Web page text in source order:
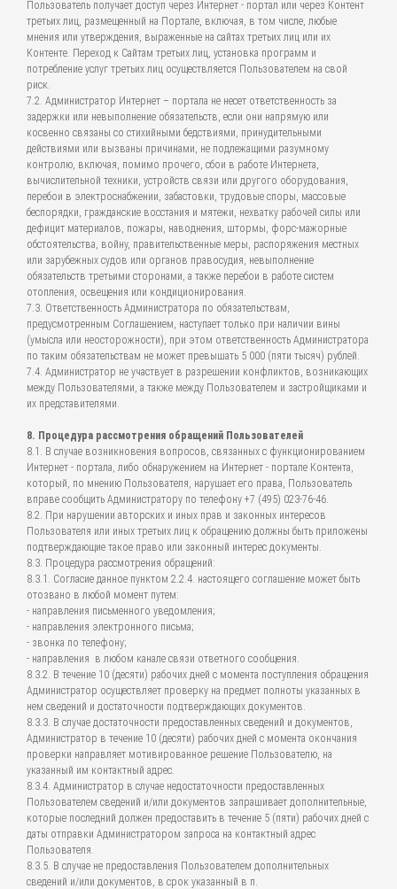
Пользователь получает доступ через Интернет - портал или через Контент
третьих лиц, размещенный на Портале, включая, в том числе, любые
мнения или утверждения, выраженные на сайтах третьих лиц или их
Контенте. Переход к Сайтам третьих лиц, установка программ и
потребление услуг третьих лиц осуществляется Пользователем на свой
риск.
7.2. Администратор Интернет – портала не несет ответственность за
задержки или невыполнение обязательств, если они напрямую или
косвенно связаны со стихийными бедствиями, принудительными
действиями или вызваны причинами, не подлежащими разумному
контролю, включая, помимо прочего, сбои в работе Интернета,
вычислительной техники, устройств связи или другого оборудования,
перебои в электроснабжении, забастовки, трудовые споры, массовые
беспорядки, гражданские восстания и мятежи, нехватку рабочей силы или
дефицит материалов, пожары, наводнения, штормы, форс-мажорные
обстоятельства, войну, правительственные меры, распоряжения местных
или зарубежных судов или органов правосудия, невыполнение
обязательств третьими сторонами, а также перебои в работе систем
отопления, освещения или кондиционирования.
7.3. Ответственность Администратора по обязательствам,
предусмотренным Соглашением, наступает только при наличии вины
(умысла или неосторожности), при этом ответственность Администратора
по таким обязательствам не может превышать 5 000 (пяти тысяч) рублей.
7.4. Администратор не участвует в разрешении конфликтов, возникающих
между Пользователями, а также между Пользователем и застройщиками и
их представителями.
8. Процедура рассмотрения обращений Пользователей
8.1. В случае возникновения вопросов, связанных с функционированием
Интернет - портала, либо обнаружением на Интернет - портале Контента,
который, по мнению Пользователя, нарушает его права, Пользователь
вправе сообщить Администратору по телефону +7 (495) 023-76-46.
8.2. При нарушении авторских и иных прав и законных интересов
Пользователя или иных третьих лиц к обращению должны быть приложены
подтверждающие такое право или законный интерес документы.
8.3. Процедура рассмотрения обращений:
8.3.1. Согласие данное пунктом 2.2.4. настоящего соглашение может быть
отозвано в любой момент путем:
- направления письменного уведомления;
- направления электронного письма;
- звонка по телефону;
- направления в любом канале связи ответного сообщения.
8.3.2. В течение 10 (десяти) рабочих дней с момента поступления обращения
Администратор осуществляет проверку на предмет полноты указанных в
нем сведений и достаточности подтверждающих документов.
8.3.3. В случае достаточности предоставленных сведений и документов,
Администратор в течение 10 (десяти) рабочих дней с момента окончания
проверки направляет мотивированное решение Пользователю, на
указанный им контактный адрес.
8.3.4. Администратор в случае недостаточности предоставленных
Пользователем сведений и/или документов запрашивает дополнительные,
которые последний должен предоставить в течение 5 (пяти) рабочих дней с
даты отправки Администратором запроса на контактный адрес
Пользователя.
8.3.5. В случае не предоставления Пользователем дополнительных
сведений и/или документов, в срок указанный в п.